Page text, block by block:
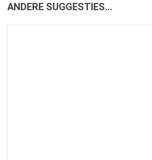
ANDERE SUGGESTIES…